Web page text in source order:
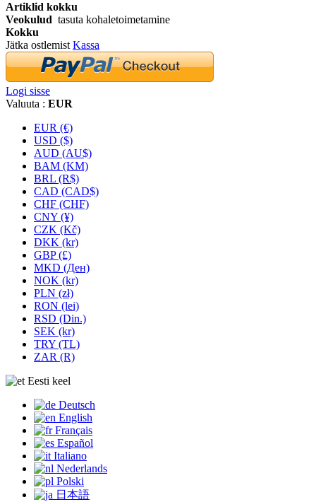
Artiklid kokku
Veokulud tasuta kohaletoimetamine
Kokku
Jätka ostlemistKassa
Logi sisse
Valuuta : EUR
EUR (€)
USD ($)
AUD (AU$)
BAM (KM)
BRL (R$)
CAD (CAD$)
CHF (CHF)
CNY (¥)
CZK (Kč)
DKK (kr)
GBP (£)
MKD (Ден)
NOK (kr)
PLN (zł)
RON (lei)
RSD (Din.)
SEK (kr)
TRY (TL)
ZAR (R)
Eesti keel
Deutsch
English
Français
Español
Italiano
Nederlands
Polski
日本語